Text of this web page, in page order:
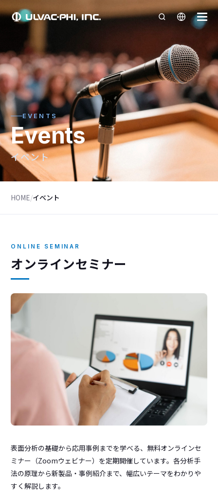
EVENTS
Events
イベント
HOME/イベント
ONLINE SEMINAR
オンラインセミナー
表面分析の基礎から応用事例までを学べる、無料オンラインセ
ミナー（Zoomウェビナー）を定期開催しています。各分析手
法の原理から新製品・事例紹介まで、幅広いテーマをわかりや
すく解説します。